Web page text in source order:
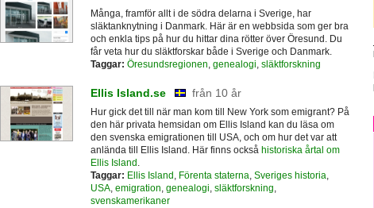
Många, framför allt i de södra delarna i Sverige, har
släktanknytning i Danmark. Här är en webbsida som ger bra
och enkla tips på hur du hittar dina rötter över Öresund. Du
får veta hur du släktforskar både i Sverige och Danmark.
Taggar: Öresundsregionen, genealogi, släktforskning
Ellis Island.se från 10 år
Hur gick det till när man kom till New York som emigrant? På
den här privata hemsidan om Ellis Island kan du läsa om
den svenska emigrationen till USA, och om hur det var att
anlända till Ellis Island. Här finns också historiska årtal om
Ellis Island .
Taggar: Ellis Island , Förenta staterna, Sveriges historia,
USA, emigration, genealogi, släktforskning,
svenskamerikaner